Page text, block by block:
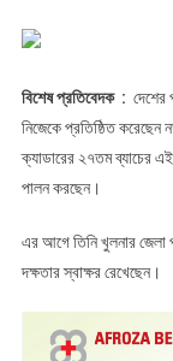
বিশেষ প্রতিবেদক : দেশের
নিজেকে প্রতিষ্ঠিত
ক্যাডারের ২৭তম ব্যাচের এই
পালন করছেন।
এর আগে তিনি খুলনার জেলা
দক্ষতার স্বাক্ষর রেখেছেন।